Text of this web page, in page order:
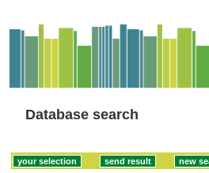
Database search